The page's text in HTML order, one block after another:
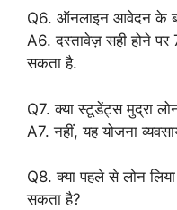
Q6. ऑनलाइन आवेदन के
A6. दस्तावेज़ सही होने पर
सकता है.
Q7. क्या स्टूडेंट्स मुद्रा
A7. नहीं, यह योजना
Q8. क्या पहले से लोन
सकता है?